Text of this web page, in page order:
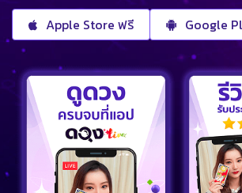
Apple Store ฟรี Google